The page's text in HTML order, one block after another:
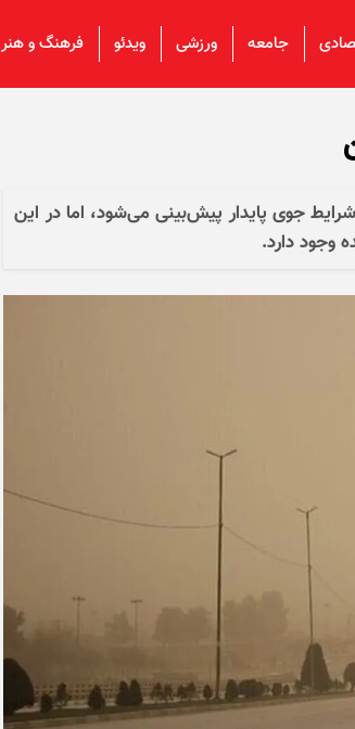
جامعه ورزشی ویدئو فرهنگ و هنر
در اکثر مناطق کشور شرایط جوی پایدار پیش‌بینی می‌شود، اما در این
وجود دارد.